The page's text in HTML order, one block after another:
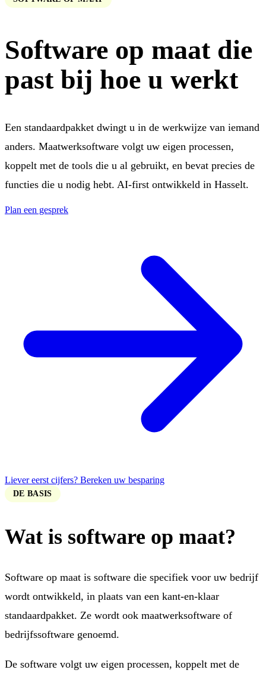
Software op maat die
past bij hoe u werkt
Een standaardpakket dwingt u in de werkwijze van iemand
anders. Maatwerksoftware volgt uw eigen processen,
koppelt met de tools die u al gebruikt, en bevat precies de
functies die u nodig hebt. AI-first ontwikkeld in Hasselt.
Plan een gesprek
Liever eerst cijfers? Bereken uw besparing
DE BASIS
Wat is software op maat?
Software op maat is software die specifiek voor uw bedrijf
wordt ontwikkeld, in plaats van een kant-en-klaar
standaardpakket. Ze wordt ook maatwerksoftware of
bedrijfssoftware genoemd.
De software volgt uw eigen processen, koppelt met de